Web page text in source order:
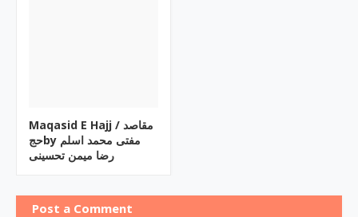
Maqasid E Hajj / مقاصد
حجby مفتی محمد اسلم
رضا میمن تحسینی
Post a Comment